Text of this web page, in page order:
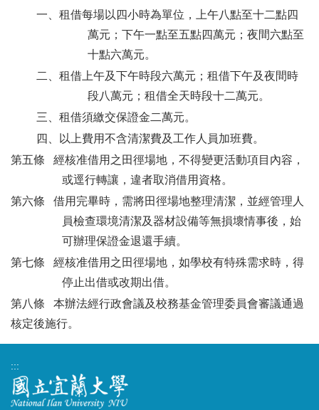
一、租借每場以四小時為單位，上午八點至十二點四
萬元；下午一點至五點四萬元；夜間六點至
十點六萬元。
二、租借上午及下午時段六萬元；租借下午及夜間時
段八萬元；租借全天時段十二萬元。
三、租借須繳交保證金二萬元。
四、以上費用不含清潔費及工作人員加班費。
第五條 經核准借用之田徑場地，不得變更活動項目內容，
或逕行轉讓，違者取消借用資格。
第六條 借用完畢時，需將田徑場地整理清潔，並經管理人
員檢查環境清潔及器材設備等無損壞情事後，始
可辦理保證金退還手續。
第七條 經核准借用之田徑場地，如學校有特殊需求時，得
停止出借或改期出借。
第八條 本辦法經行政會議及校務基金管理委員會審議通過
核定後施行。
:::